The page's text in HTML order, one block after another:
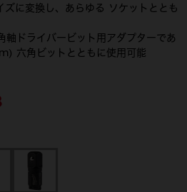
に変換し、あらゆる ソケットととも
ドライバービット用アダプターであ
六角ビットとともに使用可能
166849-16-1666